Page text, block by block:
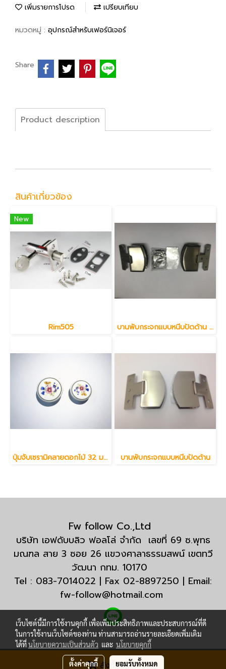
สั่งซื้อสินค้า
เพิ่มรายการโปรด เปรียบเทียบ
หมวดหมู่ : อุปกรณ์สำหรับเฟอร์นิเจอร์
Share
Product description
สินค้าเกี่ยวข้อง
New
Rim505 บานพับกระจกแบบหนีบปัดด้าน 8 มม.
ปุ่มจับเซรามิคลายดอกไม้ 32 มม. บานพับกระจกแบบหนีบปัดด้าน
Fw follow Co.,Ltd
บริษัท เอฟดับบลิว ฟอลโล่ จำกัด เลขที่ 69 ซ.พุทธ
มณฑล สาย 3 ซอย 26 แขวงศาลาธรรมสพน์ เขตทวี
วัฒนา กทม. 10170
Tel : 083-7014022 | Fax 02-8897250 | Email:
fw-follow@hotmail.com
© Copyright 2020 All Rights Reserved.
เว็บไซต์นี้มีการใช้งานคุกกี้ เพื่อเพิ่มประสิทธิภาพและประสบการณ์ที่ดี
ในการใช้งานเว็บไซต์ของท่าน ท่านสามารถอ่านรายละเอียดเพิ่มเติม
ได้ที่นโยบายความเป็นส่วนตัว และ นโยบายคุกกี้
ตั้งค่าคุกกี้ ยอมรับทั้งหมด